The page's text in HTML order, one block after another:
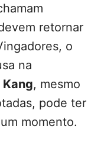
retornar
o
na
Kang, mesmo
pode ter
momento.